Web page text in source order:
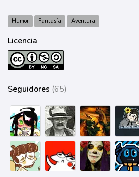
Humor Fantasía Aventura
Licencia
Seguidores (65)